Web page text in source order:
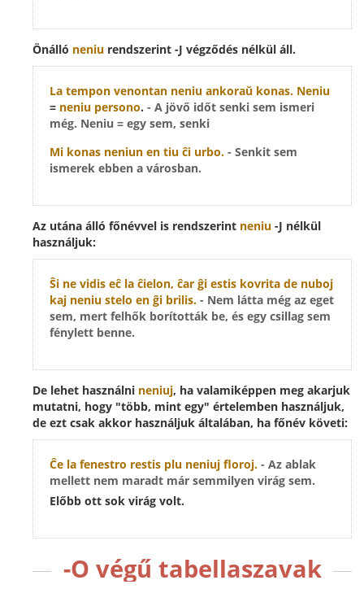
Önálló neniu rendszerint -J végződés nélkül áll.
La tempon venontan neniu ankoraŭ konas. Neniu
= neniu persono. - A jövő időt senki sem ismeri
még. Neniu = egy sem, senki
Mi konas neniun en tiu ĉi urbo. - Senkit sem
ismerek ebben a városban.
Az utána álló főnévvel is rendszerint neniu -J nélkül
használjuk:
Ŝi ne vidis eĉ la ĉielon, ĉar ĝi estis kovrita de nuboj
kaj neniu stelo en ĝi brilis. - Nem látta még az eget
sem, mert felhők borították be, és egy csillag sem
fénylett benne.
De lehet használni neniuj, ha valamiképpen meg akarjuk
mutatni, hogy "több, mint egy" értelemben használjuk,
de ezt csak akkor használjuk általában, ha főnév követi:
Ĉe la fenestro restis plu neniuj floroj. - Az ablak
mellett nem maradt már semmilyen virág sem.
Előbb ott sok virág volt.
-O végű tabellaszavak